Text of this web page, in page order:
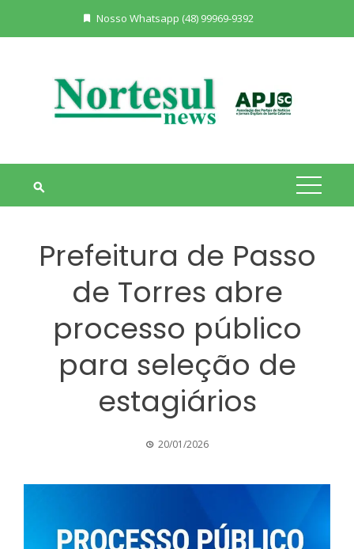
Nosso Whatsapp (48) 99969-9392
Prefeitura de Passo
de Torres abre
processo público
para seleção de
estagiários
20/01/2026